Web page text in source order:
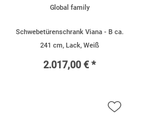
Global family
Schwebetürenschrank Viana - B ca.
241 cm, Lack, Weiß
2.017,00 € *